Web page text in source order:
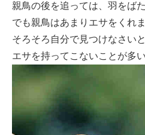
親鳥の後を追っては、羽をば
でも親鳥はあまりエサをくれま
そろそろ自分で見つけなさい
エサを持ってこないことが多